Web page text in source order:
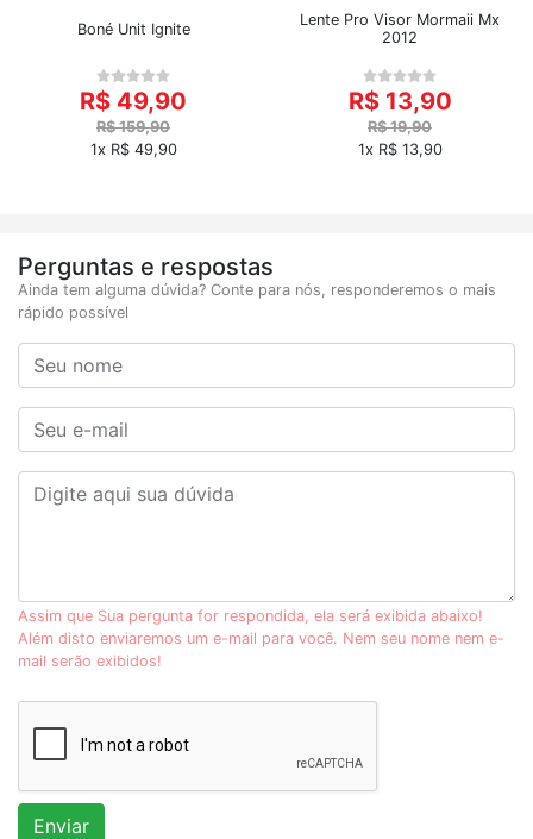
Boné Unit Ignite
R$ 49,90
R$ 159,90
1x R$ 49,90
Lente Pro Visor Mormaii Mx
2012
R$ 13,90
R$ 19,90
1x R$ 13,90
Perguntas e respostas
Ainda tem alguma dúvida? Conte para nós, responderemos o mais
rápido possível
Assim que Sua pergunta for respondida, ela será exibida abaixo!
Além disto enviaremos um e-mail para você. Nem seu nome nem e-
mail serão exibidos!
Enviar